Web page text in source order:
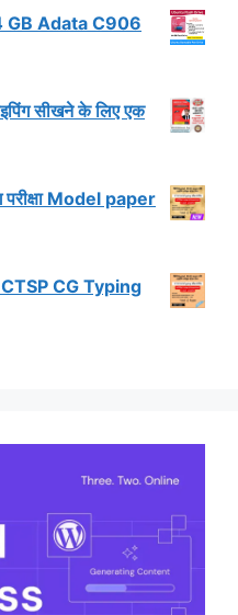
Adata C906
सीखने के लिए एक
परीक्षा Model paper
CG Typing